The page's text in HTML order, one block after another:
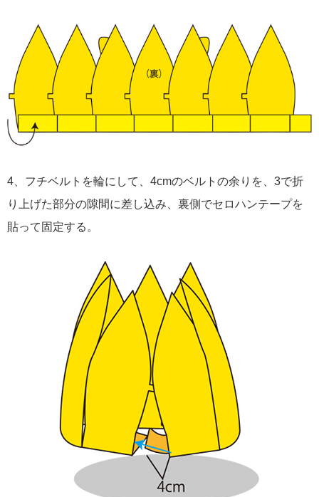
4、フチベルトを輪にして、4cmのベルトの余りを、3で折
り上げた部分の隙間に差し込み、裏側でセロハンテープを
貼って固定する。